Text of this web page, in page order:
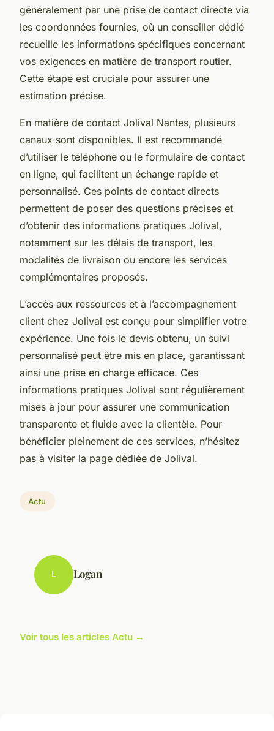
généralement par une prise de contact directe via
les coordonnées fournies, où un conseiller dédié
recueille les informations spécifiques concernant
vos exigences en matière de transport routier.
Cette étape est cruciale pour assurer une
estimation précise.
En matière de contact Jolival Nantes, plusieurs
canaux sont disponibles. Il est recommandé
d’utiliser le téléphone ou le formulaire de contact
en ligne, qui facilitent un échange rapide et
personnalisé. Ces points de contact directs
permettent de poser des questions précises et
d’obtenir des informations pratiques Jolival,
notamment sur les délais de transport, les
modalités de livraison ou encore les services
complémentaires proposés.
L’accès aux ressources et à l’accompagnement
client chez Jolival est conçu pour simplifier votre
expérience. Une fois le devis obtenu, un suivi
personnalisé peut être mis en place, garantissant
ainsi une prise en charge efficace. Ces
informations pratiques Jolival sont régulièrement
mises à jour pour assurer une communication
transparente et fluide avec la clientèle. Pour
bénéficier pleinement de ces services, n’hésitez
pas à visiter la page dédiée de Jolival.
Actu
L Logan
Voir tous les articles Actu →